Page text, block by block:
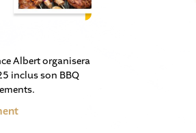
Albert organisera
inclus son BBQ